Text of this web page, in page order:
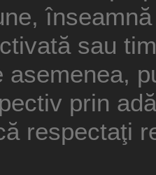
sau
asemenea,
prin
respectaţi